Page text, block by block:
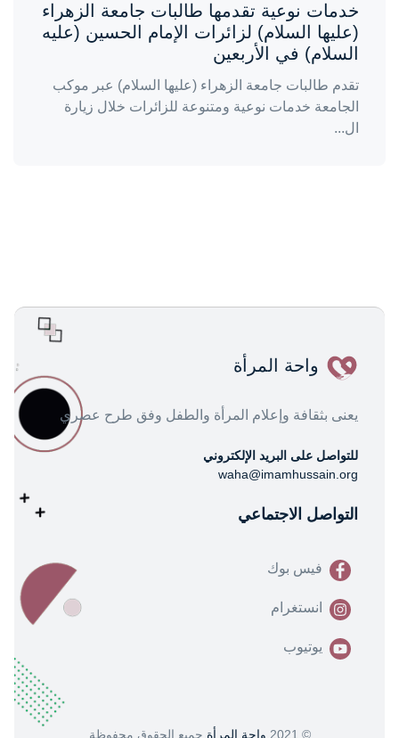
خدمات نوعية تقدمها طالبات جامعة الزهراء
(عليها السلام) لزائرات الإمام الحسين (عليه
السلام) في الأربعين
تقدم طالبات جامعة الزهراء (عليها السلام) عبر موكب
الجامعة خدمات نوعية ومتنوعة للزائرات خلال زيارة
ال...
واحة المرأة
يعنى بثقافة وإعلام المرأة والطفل وفق طرح عصري
للتواصل على البريد الإلكتروني
waha@imamhussain.org
التواصل الاجتماعي
فيس بوك
انستغرام
يوتيوب
© 2021 واحة المرأة جميع الحقوق محفوظة